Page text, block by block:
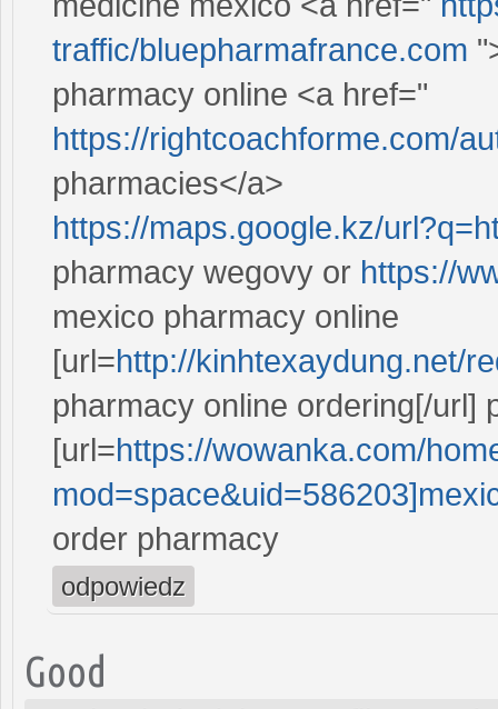
traffic/bluepharmafrance.com
pharmacy online <a href="
https://rightcoachforme.com/
pharmacies</a>
https://maps.google.kz/
pharmacy wegovy or https://
mexico pharmacy online
[url=http://kinhtexaydung.net/
pharmacy online ordering[/url]
[url=https://wowanka.com/
order pharmacy
odpowiedz
Good